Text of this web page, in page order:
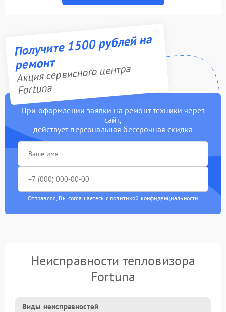
Получите 1500 рублей на
ремонт
Акция сервисного центра
Fortuna
При оформлении заявки на ремонт техники через
сайт,
действует персональная бессрочная скидка
Отправляя, Вы соглашаетесь с политикой конфиденциальности
Неисправности тепловизора
Fortuna
Виды неисправностей